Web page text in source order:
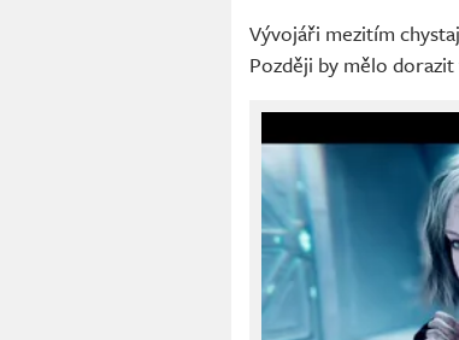
Vývojáři mezitím
Později by mělo